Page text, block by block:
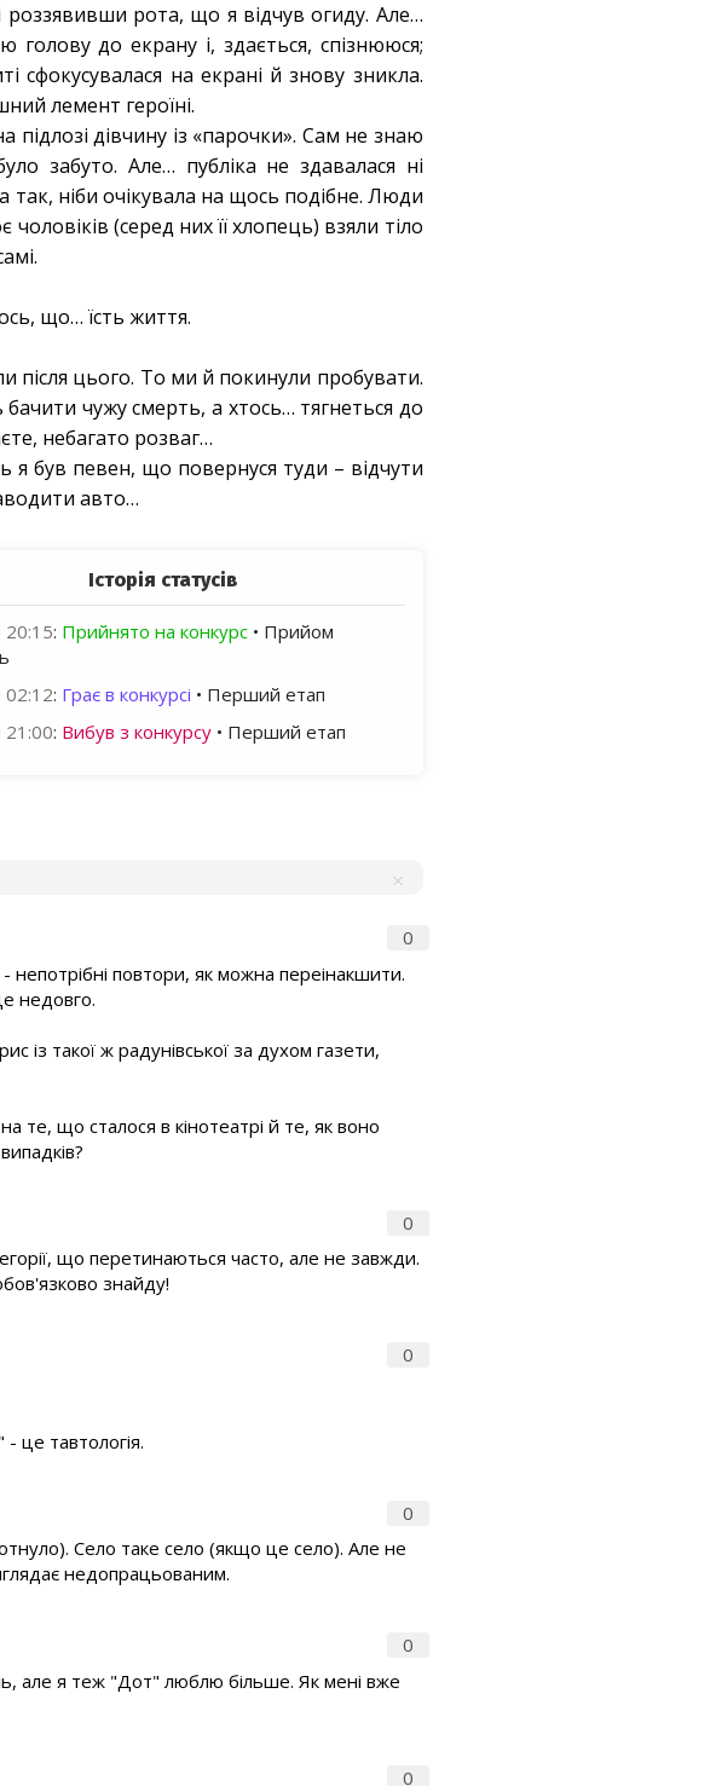
роззявивши рота, що я відчув огиду. Але…
до екрану і, здається, спізнююся;
на екрані й знову зникла.
лемент героїні.
підлозі дівчину із «парочки». Сам не знаю
забуто. Але… публіка не здавалася ні
ніби очікувала на щось подібне. Люди
(серед них її хлопець) взяли тіло
що… їсть життя.
цього. То ми й покинули пробувати.
чужу смерть, а хтось… тягнеться до
небагато розваг…
я був певен, що повернуся туди – відчути
авто…
Історія статусів
: Прийнято на конкурс• Прийом
: Грає в конкурсі • Перший етап
: Вибув з конкурсу• Перший етап
0
непотрібні повтори, як можна переінакшити.
недовго.
із такої ж радунівської за духом газети,
що сталося в кінотеатрі й те, як воно
0
що перетинаються часто, але не завжди.
знайду!
0
це тавтологія.
0
Село таке село (якщо це село). Але не
недопрацьованим.
0
але я теж "Дот" люблю більше. Як мені вже
0